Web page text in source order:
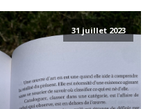
31 juillet 2023